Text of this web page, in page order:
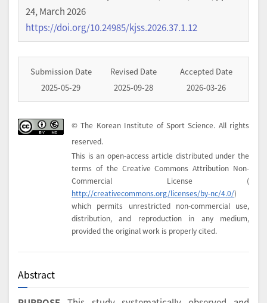
24,March 2026
https://doi.org/10.24985/kjss.2026.37.1.12
Submission Date
2025-05-29
Revised Date
2025-09-28
Accepted Date
2026-03-26
© The Korean Institute of Sport Science. All rights
reserved.
This is an open-access article distributed under the
terms of the Creative Commons Attribution Non-
Commercial License (
http://creativecommons.org/licenses/by-nc/4.0/)
which permits unrestricted non-commercial use,
distribution, and reproduction in any medium,
provided the original work is properly cited.
Abstract